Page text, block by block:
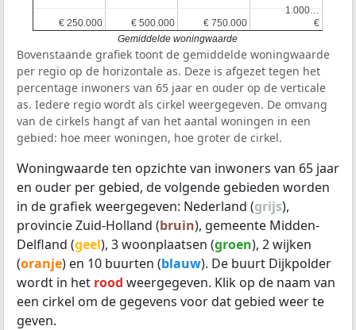
€ 250.000
€ 250.000 € 500.000
€ 500.000 € 750.000
€ 750.000 €
€
1.000…
1.000…
Gemiddelde woningwaarde
Bovenstaande grafiek toont de gemiddelde woningwaarde
per regio op de horizontale as. Deze is afgezet tegen het
percentage inwoners van 65 jaar en ouder op de verticale
as. Iedere regio wordt als cirkel weergegeven. De omvang
van de cirkels hangt af van het aantal woningen in een
gebied: hoe meer woningen, hoe groter de cirkel.
Woningwaarde ten opzichte van inwoners van 65 jaar
en ouder per gebied, de volgende gebieden worden
in de grafiek weergegeven: Nederland (grijs),
provincie Zuid-Holland (bruin), gemeente Midden-
Delfland (geel), 3 woonplaatsen (groen), 2 wijken
(oranje) en 10 buurten (blauw). De buurt Dijkpolder
wordt in het rood weergegeven. Klik op de naam van
een cirkel om de gegevens voor dat gebied weer te
geven.